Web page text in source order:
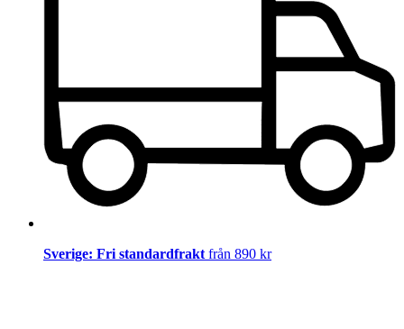
Sverige: Fri standardfrakt från 890 kr